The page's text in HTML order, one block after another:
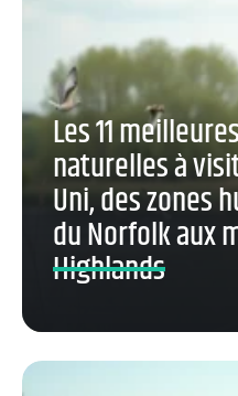
Les 11
naturelles à
Uni, des zones
du Norfolk aux
Highlands